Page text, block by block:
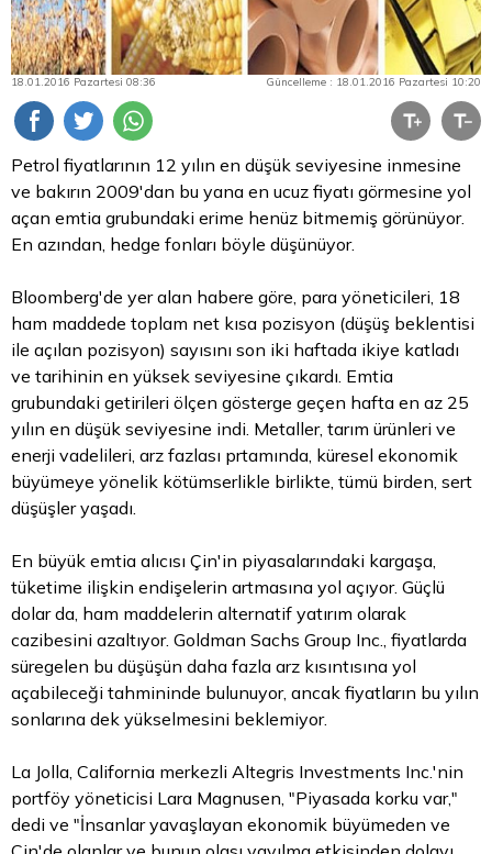
18.01.2016 Pazartesi 08:36 Güncelleme : 18.01.2016 Pazartesi 10:20
Petrol fiyatlarının 12 yılın en düşük seviyesine inmesine
ve bakırın 2009'dan bu yana en ucuz fiyatı görmesine yol
açan emtia grubundaki erime henüz bitmemiş görünüyor.
En azından, hedge fonları böyle düşünüyor.
Bloomberg'de yer alan habere göre, para yöneticileri, 18
ham maddede toplam net kısa pozisyon (düşüş beklentisi
ile açılan pozisyon) sayısını son iki haftada ikiye katladı
ve tarihinin en yüksek seviyesine çıkardı. Emtia
grubundaki getirileri ölçen gösterge geçen hafta en az 25
yılın en düşük seviyesine indi. Metaller, tarım ürünleri ve
enerji vadelileri, arz fazlası prtamında, küresel ekonomik
büyümeye yönelik kötümserlikle birlikte, tümü birden, sert
düşüşler yaşadı.
En büyük emtia alıcısı Çin'in piyasalarındaki kargaşa,
tüketime ilişkin endişelerin artmasına yol açıyor. Güçlü
dolarda, ham maddelerin alternatif yatırım olarak
cazibesini azaltıyor. Goldman Sachs Group Inc., fiyatlarda
süregelen bu düşüşün daha fazla arz kısıntısına yol
açabileceği tahmininde bulunuyor, ancak fiyatların bu yılın
sonlarına dek yükselmesini beklemiyor.
La Jolla, California merkezli Altegris Investments Inc.'nin
portföy yöneticisi Lara Magnusen, "Piyasada korku var,"
dedi ve "İnsanlar yavaşlayan ekonomik büyümeden ve